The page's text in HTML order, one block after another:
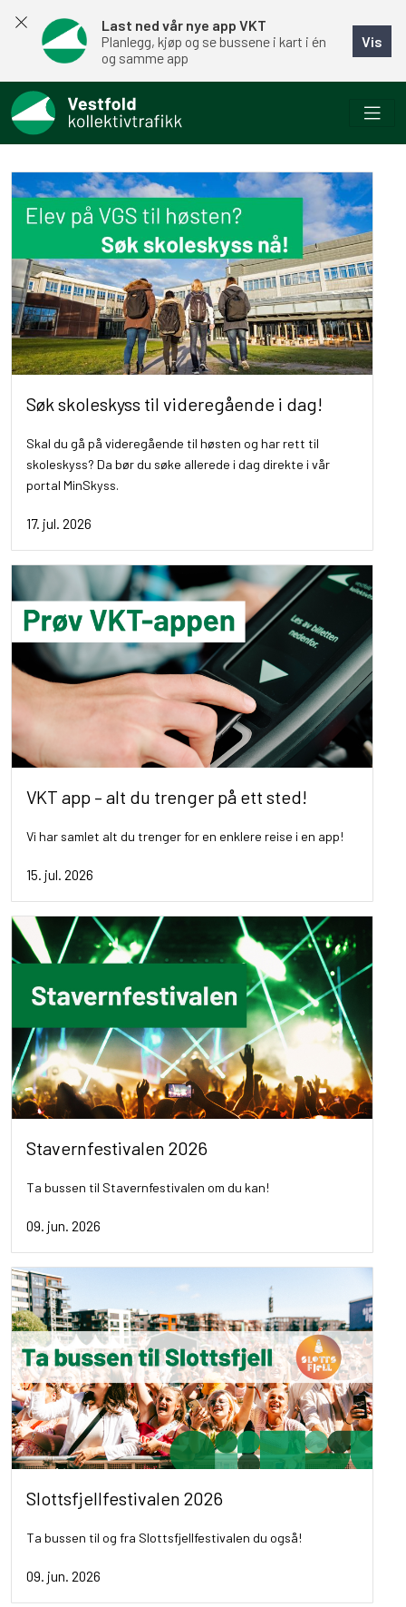
Last ned vår nye app VKT
Planlegg, kjøp og se bussene i kart i én
og samme app
Vis
Søk skoleskyss til videregående i dag!
Skal du gå på videregående til høsten og har rett til
skoleskyss? Da bør du søke allerede i dag direkte i vår
portal MinSkyss.
17. jul. 2026
VKT app – alt du trenger på ett sted!
Vi har samlet alt du trenger for en enklere reise i en app!
15. jul. 2026
Stavernfestivalen 2026
Ta bussen til Stavernfestivalen om du kan!
09. jun. 2026
Slottsfjellfestivalen 2026
Ta bussen til og fra Slottsfjellfestivalen du også!
09. jun. 2026